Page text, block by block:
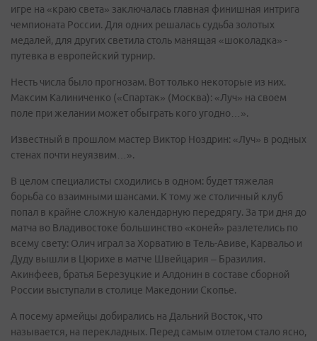
игре на «краю света» заключалась главная финишная интрига
чемпионата России. Для одних решалась судьба золотых
медалей, для других светила столь манящая «шоколадка» -
путевка в европейский турнир.
Несть числа было прогнозам. Вот только некоторые из них.
Максим Калиниченко («Спартак» (Москва): «Луч» на своем
поле при желании может обыграть кого угодно…».
Известный в прошлом мастер Виктор Ноздрин: «Луч» в родных
стенах почти неуязвим…».
В целом специалисты сходились в одном: будет тяжелая
борьба со взаимными шансами. К тому же столичный клуб
попал в крайне сложную календарную передрягу. За три дня до
матча во Владивостоке большинство «коней» разлетелись по
всему свету: Олич играл за Хорватию в Тель-Авиве, Карвальо и
Дуду вышли в Цюрихе в матче Швейцария – Бразилия.
Акинфеев, братья Березуцкие и Алдонин в составе сборной
России выступали в столице Македонии Скопье.
А посему армейцы добирались на Дальний Восток, что
называется, на перекладных. Перед самым отлетом стало ясно,